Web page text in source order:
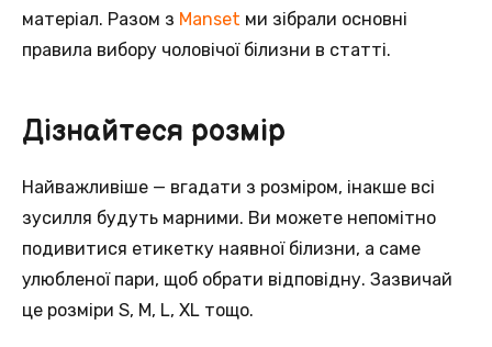
матеріал. Разом з Manset ми зібрали основні
правила вибору чоловічої білизни в статті.
Дізнайтеся розмір
Найважливіше — вгадати з розміром, інакше всі
зусилля будуть марними. Ви можете непомітно
подивитися етикетку наявної білизни, а саме
улюбленої пари, щоб обрати відповідну. Зазвичай
це розміри S, M, L, XL тощо.